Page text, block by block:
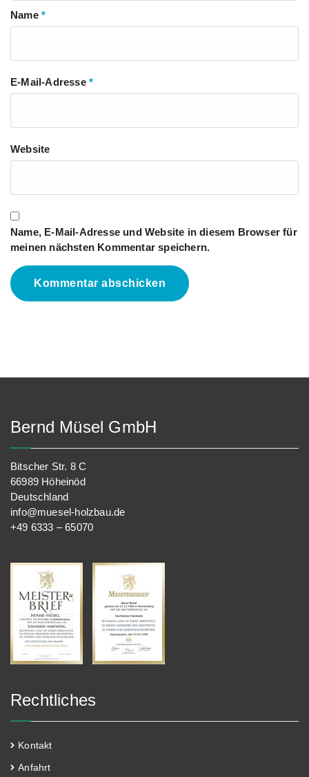
Name *
E-Mail-Adresse *
Website
Name, E-Mail-Adresse und Website in diesem Browser für
meinen nächsten Kommentar speichern.
Bernd Müsel GmbH
Bitscher Str. 8 C
66989 Höheinöd
Deutschland
info@muesel-holzbau.de
+49 6333 – 65070
Rechtliches
Kontakt
Anfahrt